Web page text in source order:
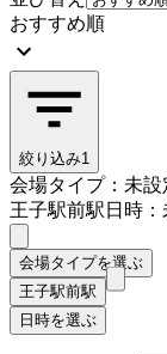
おすすめ順
絞り込み1
会場タイプ：未設
王子駅前駅日時
会場タイプを選ぶ
王子駅前駅
日時を選ぶ